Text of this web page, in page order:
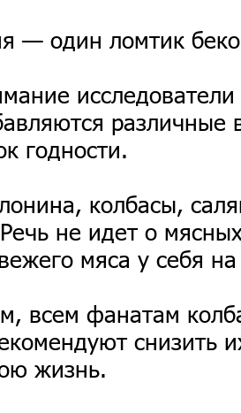
— один ломтик
различные
годности.
колбасы,
не идет о
мяса у себя
всем фанатам
снизить
жизнь.